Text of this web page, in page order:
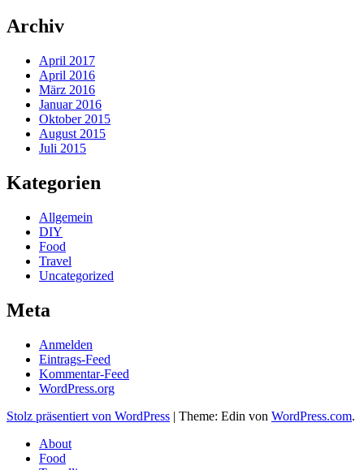
Archiv
April 2017
April 2016
März 2016
Januar 2016
Oktober 2015
August 2015
Juli 2015
Kategorien
Allgemein
DIY
Food
Travel
Uncategorized
Meta
Anmelden
Eintrags-Feed
Kommentar-Feed
WordPress.org
Stolz präsentiert von WordPress | Theme: Edin von WordPress.com.
About
Food